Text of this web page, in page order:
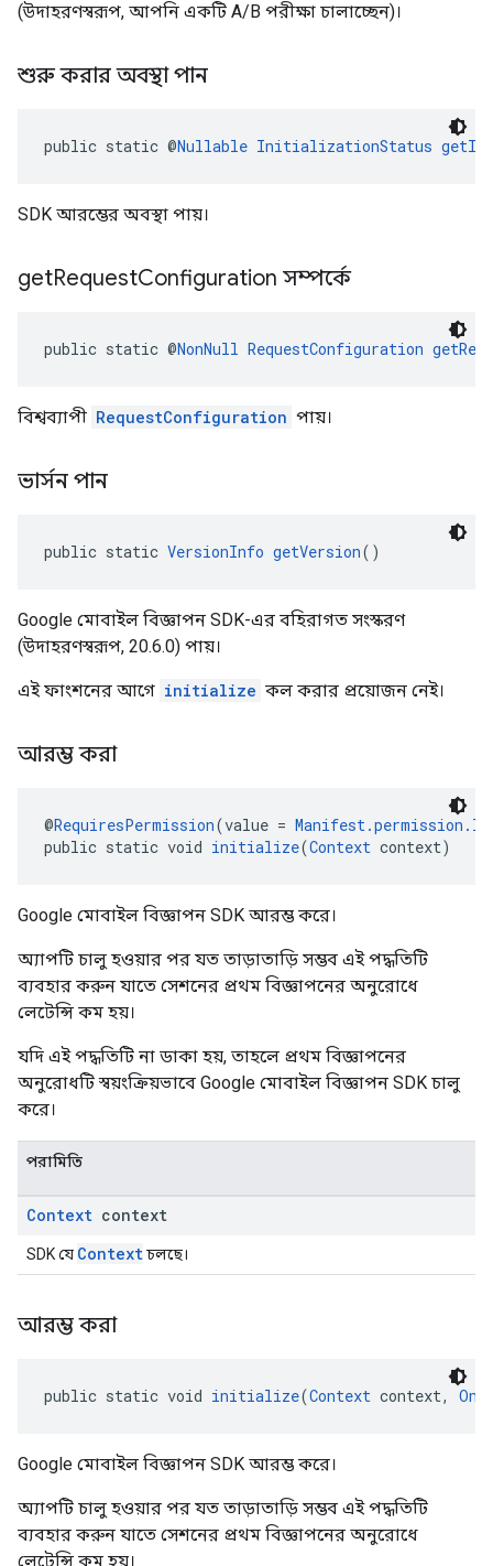
(উদাহরণস্বরূপ, আপনি একটি A/B পরীক্ষা চালাচ্ছেন)।
শুরু করার অবস্থা পান
public static @Nullable InitializationStatus
SDK আরম্ভের অবস্থা পায়।
getRequestConfiguration সম্পর্কে
public static @NonNull RequestConfiguration
বিশ্বব্যাপী RequestConfiguration পায়।
ভার্সন পান
public static VersionInfo getVersion()
Google মোবাইল বিজ্ঞাপন SDK-এর বহিরাগত সংস্করণ
(উদাহরণস্বরূপ, 20.6.0) পায়।
এই ফাংশনের আগে initialize কল করার প্রয়োজন নেই।
আরম্ভ করা
@RequiresPermission(value =
public static void initialize(Context context)
Google মোবাইল বিজ্ঞাপন SDK আরম্ভ করে।
অ্যাপটি চালু হওয়ার পর যত তাড়াতাড়ি সম্ভব এই পদ্ধতিটি
ব্যবহার করুন যাতে সেশনের প্রথম বিজ্ঞাপনের অনুরোধে
লেটেন্সি কম হয়।
যদি এই পদ্ধতিটি না ডাকা হয়, তাহলে প্রথম বিজ্ঞাপনের
অনুরোধটি স্বয়ংক্রিয়ভাবে Google মোবাইল বিজ্ঞাপন SDK চালু
করে।
পরামিতি
Context context
SDK যে Contextচলছে।
আরম্ভ করা
public static void initialize(Context context,
Google মোবাইল বিজ্ঞাপন SDK আরম্ভ করে।
অ্যাপটি চালু হওয়ার পর যত তাড়াতাড়ি সম্ভব এই পদ্ধতিটি
ব্যবহার করুন যাতে সেশনের প্রথম বিজ্ঞাপনের অনুরোধে
লেটেন্সি কম হয়।